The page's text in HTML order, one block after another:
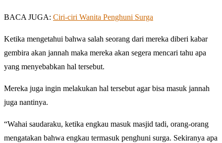
BACA JUGA: Ciri-ciri Wanita Penghuni Surga
Ketika mengetahui bahwa salah seorang dari mereka diberi kabar
gembira akan jannah maka mereka akan segera mencari tahu apa
yang menyebabkan hal tersebut.
Mereka juga ingin melakukan hal tersebut agar bisa masuk jannah
juga nantinya.
“Wahai saudaraku, ketika engkau masuk masjid tadi, orang-orang
mengatakan bahwa engkau termasuk penghuni surga. Sekiranya apa